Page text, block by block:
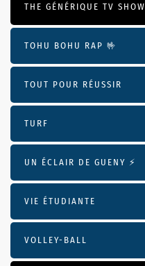
THE GÉNÉRIQUE TV SHOW
TOHU BOHU RAP 🤟
TOUT POUR RÉUSSIR
TURF
UN ÉCLAIR DE GUENY ⚡️
VIE ÉTUDIANTE
VOLLEY-BALL